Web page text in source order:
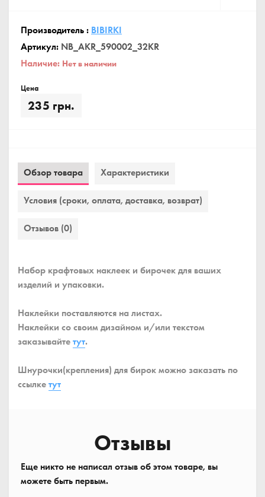
Производитель : BIBIRKI
Артикул: NB_AKR_590002_32KR
Наличие: Нет в наличии
Цена
235 грн.
Обзор товара Характеристики
Условия (сроки, оплата, доставка, возврат)
Отзывов (0)
Набор крафтовых наклеек и бирочек для ваших
изделий и упаковки.
Наклейки поставляются на листах.
Наклейки со своим дизайном и/или текстом
заказывайтетут.
Шнурочки(крепления) для бирок можно заказать по
ссылкетут
Отзывы
Еще никто не написал отзыв об этом товаре, вы
можете быть первым.